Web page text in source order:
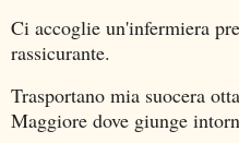
Ci accoglie un'infermiera
rassicurante.
Trasportano mia suocera
Maggiore dove giunge